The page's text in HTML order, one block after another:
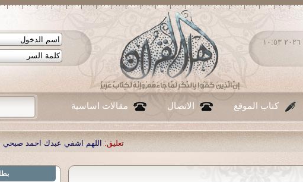
الأحد ٠٩ - أغسطس - ٢٠٢٦ ١٠:٥٣
كتاب الموقع الاتصال مقالات اساسية
اللهم اشفي عبدك احمد صبحي منصور تعليق: ...
|